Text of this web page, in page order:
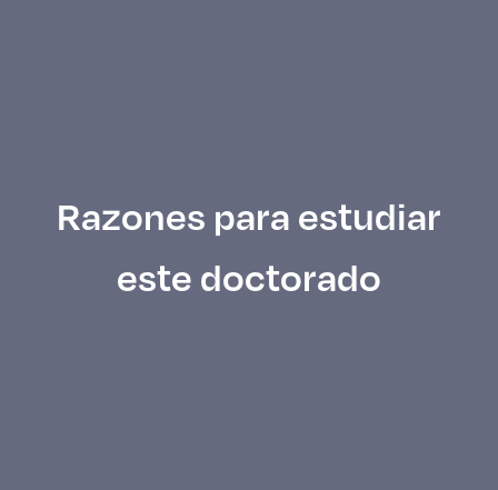
Razones para estudiar
este doctorado